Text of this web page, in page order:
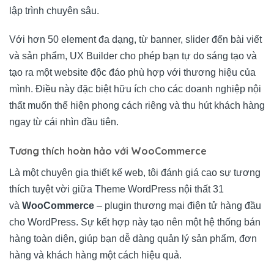
lập trình chuyên sâu.
Với hơn 50 element đa dạng, từ banner, slider đến bài viết
và sản phẩm, UX Builder cho phép bạn tự do sáng tạo và
tạo ra một website độc đáo phù hợp với thương hiệu của
mình. Điều này đặc biệt hữu ích cho các doanh nghiệp nội
thất muốn thể hiện phong cách riêng và thu hút khách hàng
ngay từ cái nhìn đầu tiên.
Tương thích hoàn hảo với WooCommerce
Là một chuyên gia thiết kế web, tôi đánh giá cao sự tương
thích tuyệt vời giữa Theme WordPress nội thất 31
và WooCommerce – plugin thương mại điện tử hàng đầu
cho WordPress. Sự kết hợp này tạo nên một hệ thống bán
hàng toàn diện, giúp bạn dễ dàng quản lý sản phẩm, đơn
hàng và khách hàng một cách hiệu quả.